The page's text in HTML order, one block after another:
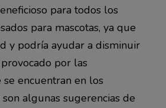
para todos los
para mascotas, ya que
y podría ayudar a disminuir
por las
encuentran en los
algunas sugerencias de